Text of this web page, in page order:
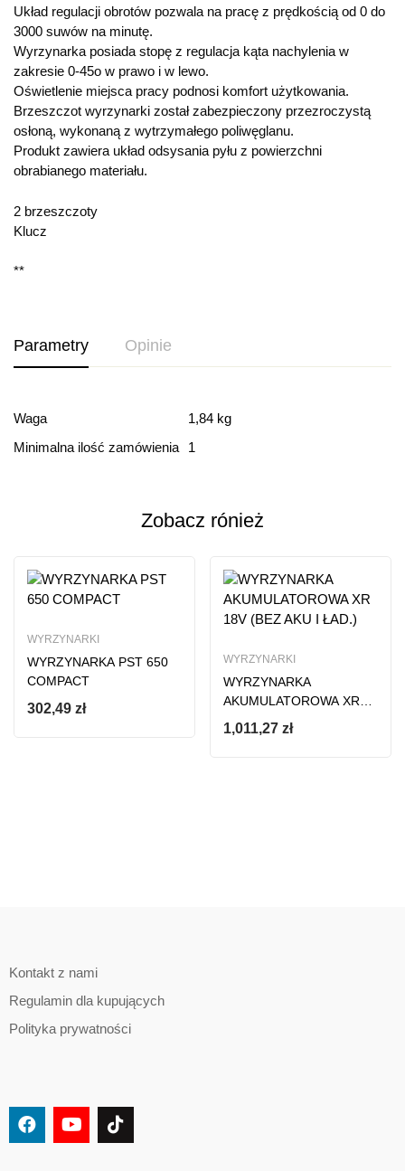
Układ regulacji obrotów pozwala na pracę z prędkością od 0 do
3000 suwów na minutę.
Wyrzynarka posiada stopę z regulacja kąta nachylenia w
zakresie 0-45o w prawo i w lewo.
Oświetlenie miejsca pracy podnosi komfort użytkowania.
Brzeszczot wyrzynarki został zabezpieczony przezroczystą
osłoną, wykonaną z wytrzymałego poliwęglanu.
Produkt zawiera układ odsysania pyłu z powierzchni
obrabianego materiału.
2 brzeszczoty
Klucz
**
Parametry Opinie
Waga
1,84 kg
Minimalna ilość zamówienia
1
Ocena i recenzja
Based on 0 Reviews
Ten produkt nie ma jeszcze opinii
Zobacz rónież
WYRZYNARKI
WYRZYNARKA PST 650
COMPACT
302,49 zł
WYRZYNARKI
WYRZYNARKA
AKUMULATOROWA XR
18V (BEZ AKU I ŁAD.)
1,011,27 zł
Kontakt z nami
Regulamin dla kupujących
Polityka prywatności